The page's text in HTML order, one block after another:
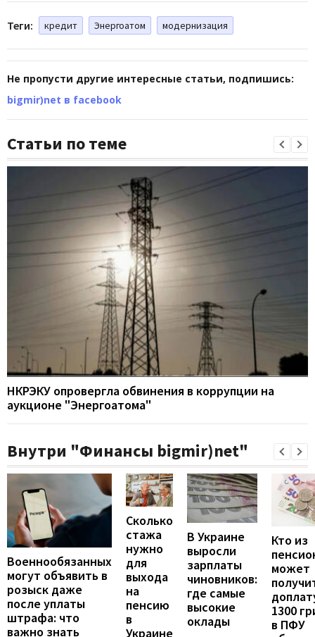
Теги: кредит Энергоатом модернизация
Не пропусти другие интересные статьи, подпишись:
bigmir)net в facebook
Статьи по теме
НКРЭКУ опровергла обвинения в коррупции на
аукционе "Энергоатома"
Внутри "Финансы bigmir)net"
Военнообязанных
могут объявить в
розыск даже
после уплаты
штрафа: что
важно знать
Сколько
стажа
нужно
для
выхода
на
пенсию
в
Украине
В Украине
выросли
зарплаты
чиновников:
где самые
высокие
оклады
Кто из
может
1300
в ПФУ